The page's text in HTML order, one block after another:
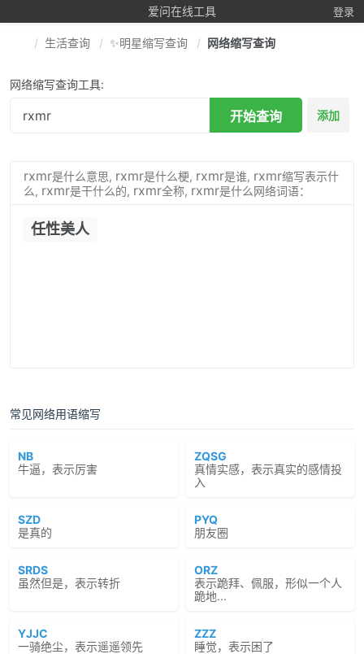
爱问在线工具 登录
生活查询 ✨明星缩写查询 网络缩写查询
网络缩写查询工具:
开始查询 添加
rxmr是什么意思, rxmr是什么梗, rxmr是谁, rxmr缩写表示什
么, rxmr是干什么的, rxmr全称, rxmr是什么网络词语：
任性美人
常见网络用语缩写
NB
牛逼，表示厉害
ZQSG
真情实感，表示真实的感情投
入
SZD
是真的
PYQ
朋友圈
SRDS
虽然但是，表示转折
ORZ
表示跪拜、佩服，形似一个人
跪地...
YJJC
一骑绝尘，表示遥遥领先
ZZZ
睡觉，表示困了